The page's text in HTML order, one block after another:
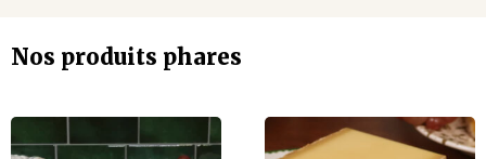
Nos produits phares